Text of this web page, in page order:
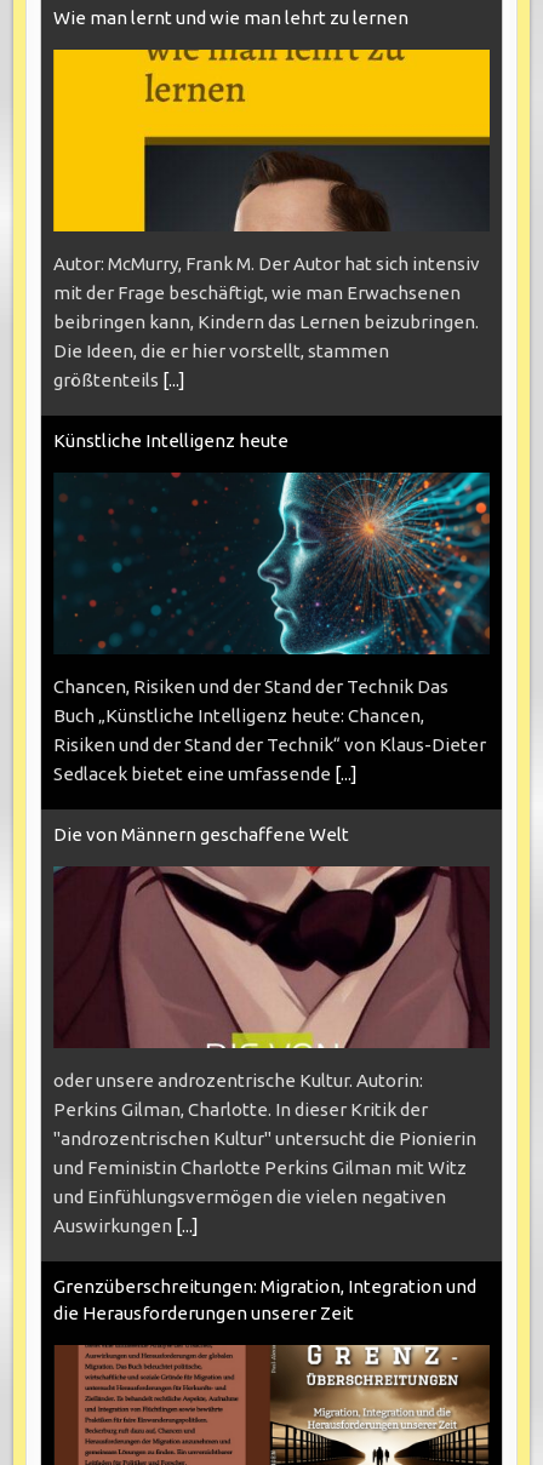
Wie man lernt und wie man lehrt zu lernen
Autor: McMurry, Frank M. Der Autor hat sich intensiv
mit der Frage beschäftigt, wie man Erwachsenen
beibringen kann, Kindern das Lernen beizubringen.
Die Ideen, die er hier vorstellt, stammen
größtenteils [...]
Künstliche Intelligenz heute
Chancen, Risiken und der Stand der Technik Das
Buch „Künstliche Intelligenz heute: Chancen,
Risiken und der Stand der Technik“ von Klaus-Dieter
Sedlacek bietet eine umfassende [...]
Die von Männern geschaffene Welt
oder unsere androzentrische Kultur. Autorin:
Perkins Gilman, Charlotte. In dieser Kritik der
"androzentrischen Kultur" untersucht die Pionierin
und Feministin Charlotte Perkins Gilman mit Witz
und Einfühlungsvermögen die vielen negativen
Auswirkungen [...]
Grenzüberschreitungen: Migration, Integration und
die Herausforderungen unserer Zeit